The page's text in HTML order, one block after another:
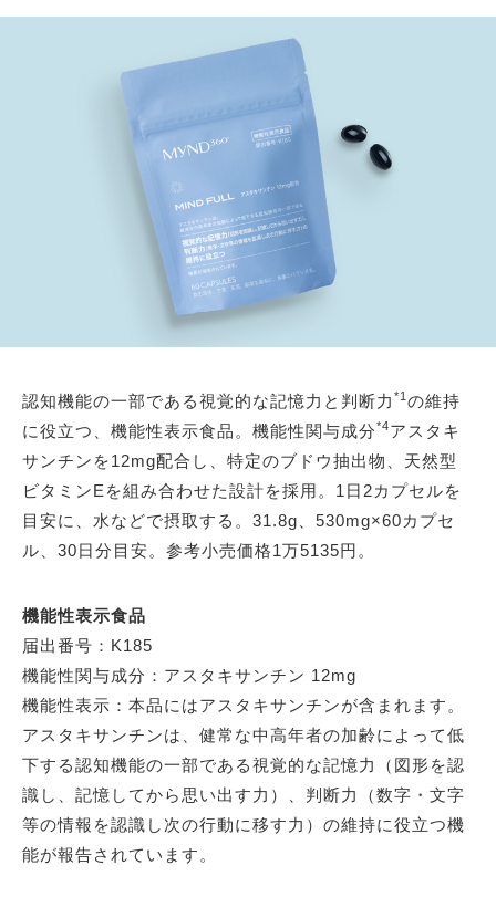
認知機能の一部である視覚的な記憶力と判断力 *1 の維持
に役立つ、機能性表示食品。機能性関与成分*4アスタキ
サンチンを12mg配合し、特定のブドウ抽出物、天然型
ビタミンEを組み合わせた設計を採用。1日2カプセルを
目安に、水などで摂取する。31.8g、530mg×60カプセ
ル、30日分目安。参考小売価格1万5135円。
機能性表示食品
届出番号：K185
機能性関与成分：アスタキサンチン 12mg
機能性表示：本品にはアスタキサンチンが含まれます。
アスタキサンチンは、健常な中高年者の加齢によって低
下する認知機能の一部である視覚的な記憶力（図形を認
識し、記憶してから思い出す力）、判断力（数字・文字
等の情報を認識し次の行動に移す力）の維持に役立つ機
能が報告されています。